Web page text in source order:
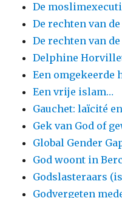
De
De rechten van
De rechten van
Delphine
Een omgekeerde
Een vrije islam…
Gauchet: laïcité
Gek van God of
Global Gender
God woont in
Godslasteraars
Godvergeten